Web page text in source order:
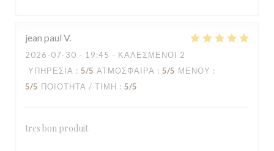
jean paul V
2026-07-30 - 19:45 - ΚΑΛΕΣΜΈΝΟΙ 2
ΥΠΗΡΕΣΊΑ : 5/5 ΑΤΜΌΣΦΑΙΡΑ : 5/5 ΜΕΝΟΎ :
5/5 ΠΟΙΌΤΗΤΑ / ΤΙΜΉ : 5/5
tres bon produit